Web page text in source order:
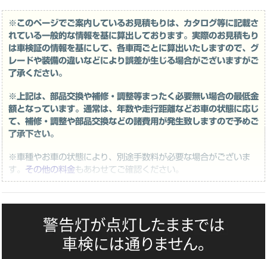
※このページでご案内しているお見積もりは、カタログ等に記載さ
れている一般的な情報を基に算出しております。実際のお見積もり
は車検証の情報を基にして、各車両ごとに算出いたしますので、グ
レードや装備の違いなどにより誤差が生じる場合がございますがご
了承ください。
※上記は、部品交換や補修・調整等まったく必要無い場合の最低金
額となっています。通常は、年数や走行距離などお車の状態に応じ
て、補修・調整や部品交換などの諸費用が発生致しますので予めご
了承下さい。
※車種やお車の状態により、別途手数料が必要な場合がございま
す。 その他の料金もあわせてご確認ください。
※車種によっては、標準プランのお取扱いができない場合がござい
ます（テクニカルコースのみご利用可能な車種がございます）。
※並行輸入車、低年式車、一部グレード、走行過多、一年以上の放
置車両、不動車、特殊車両、キャンピングカーなどでご新規の車両
は、別途テクニカルコースでの対応になるか、またはお取り扱いで